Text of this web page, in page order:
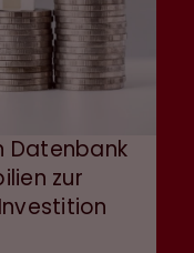
Datenbank
zur